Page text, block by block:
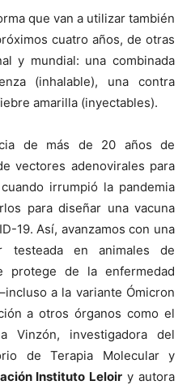
que van a utilizar también
cuatro años, de otras
y mundial: una combinada
(inhalable), una contra
amarilla (inyectables).
de más de 20 años de
vectores adenovirales para
irrumpió la pandemia
para diseñar una vacuna
19. Así, avanzamos con una
en animales de
protege de la enfermedad
a la variante Ómicron
a otros órganos como el
Vinzón, investigadora del
de Terapia Molecular y
Instituto Leloir y autora